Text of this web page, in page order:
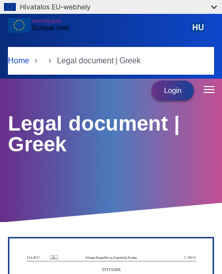
Skip to main content
Hivatalos EU-webhely
Home Legal document | Greek
HU
Login
Legal document |
Greek